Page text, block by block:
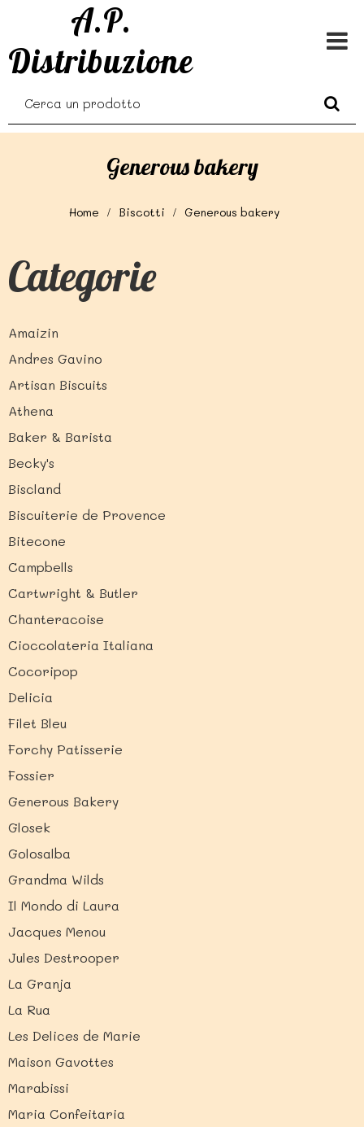
A.P.
Distribuzione
Generous bakery
Home Biscotti Generous bakery
Categorie
Amaizin
Andres Gavino
Artisan Biscuits
Athena
Baker & Barista
Becky's
Biscland
Biscuiterie de Provence
Bitecone
Campbells
Cartwright & Butler
Chanteracoise
Cioccolateria Italiana
Cocoripop
Delicia
Filet Bleu
Forchy Patisserie
Fossier
Generous Bakery
Glosek
Golosalba
Grandma Wilds
Il Mondo di Laura
Jacques Menou
Jules Destrooper
La Granja
La Rua
Les Delices de Marie
Maison Gavottes
Marabissi
Maria Confeitaria